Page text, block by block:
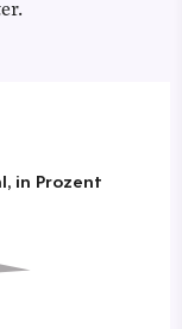
in Prozent